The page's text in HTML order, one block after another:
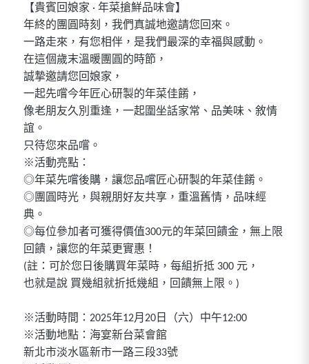
【貴賓回娘家 · 年菜搶鮮品味會】
年終的團圓時刻，我們真誠地邀請您回來。
一路走來，有您相伴，是我們最深的幸福與感動。
在這個歲末溫暖團圓的時節，
誠摯邀請您回娘家，
一起先嚐今年匠心研製的年菜佳餚，
像老朋友久別重逢，一起圍坐話家常、品美味、敘情
誼。
只待您來品嚐。
※活動亮點：
◎年菜先嚐後購，讓您品嚐匠心研製的年菜佳餚。
◎團圓時光，與親朋好友共享，重溫舊情，品味經
典。
◎每位參加者可獲得價值300元的年菜回饋金，無上限
回饋，讓您的年菜更實惠！
(註：可於您日後購買年菜時，每組折抵 300 元，
也就是說 買幾組就折抵幾組，回饋無上限。)
※活動時間：2025年12月20日（六）中午12:00
※活動地點：海宴新台菜會館
新北市淡水區新市一路三段33號